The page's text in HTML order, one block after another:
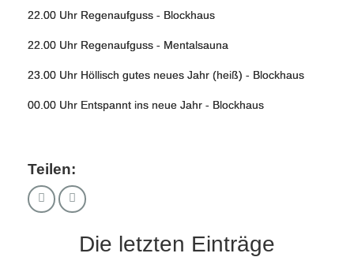
22.00 Uhr Regenaufguss - Blockhaus
22.00 Uhr Regenaufguss - Mentalsauna
23.00 Uhr Höllisch gutes neues Jahr (heiß) - Blockhaus
00.00 Uhr Entspannt ins neue Jahr - Blockhaus
Teilen:
Die letzten Einträge